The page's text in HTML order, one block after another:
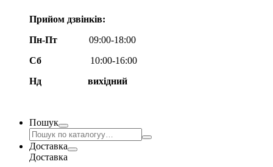
Прийом дзвінків:
Пн-Пт
09:00-18:00
Сб
10:00-16:00
Нд вихідний
Пошук
Доставка
Доставка